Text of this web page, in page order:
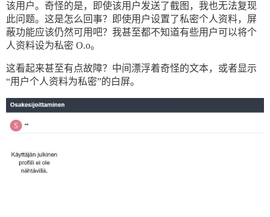
该用户。奇怪的是，即使该用户发送了截图，我也无法复现
此问题。这是怎么回事？即使用户设置了私密个人资料，屏
蔽功能应该仍然可用吧？我甚至都不知道有些用户可以将个
人资料设为私密 O.o。
这看起来甚至有点故障？中间漂浮着奇怪的文本，或者显示
“用户个人资料为私密”的白屏。